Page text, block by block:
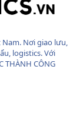
Nơi giao lưu,
logistics. Với
THÀNH CÔNG